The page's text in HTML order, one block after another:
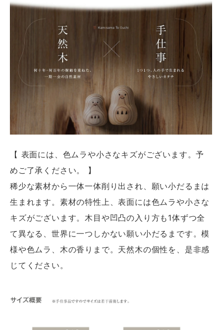
【 表面には、色ムラや小さなキズがございます。予
めご了承ください。 】
稀少な素材から一体一体削り出され、願い小だるまは
生まれます。素材の特性上、表面には色ムラや小さな
キズがございます。木目や凹凸の入り方も1体ずつ全
て異なる、世界に一つしかない願い小だるまです。模
様や色ムラ、木の香りまで。天然木の個性を、是非感
じてください。